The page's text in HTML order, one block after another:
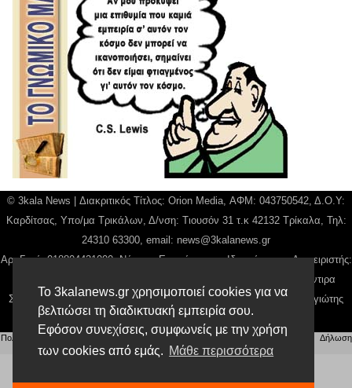
Το 3kalanews.gr χρησιμοποιεί cookies για να
βελτιώσει τη διαδικτυακή εμπειρία σου.
Εφόσον συνεχίσεις, συμφωνείς με την χρήση
των cookies από εμάς. Μάθε περισσότερα
© 3kala News | Διακριτικός Τίτλος: Orion Media, ΑΦΜ: 043750542, Δ.Ο.Υ:
Καρδίτσας, Υπο/μα Τρικάλων, Δ/νση: Τιουσόν 31 τ.κ 42132 Τρίκαλα, Τηλ:
24310 63300, email: news@3kalanews.gr
Αρ. Γεμή: 018804431000, Νόμιμος Εκπρόσωπος, Ιδιοκτήτης και Διαχειριστής:
Παναγιώτης Φιλίππου, Διευθύντρια: Γιαννουσά Βασιλική, Διευθύντιρα
Σύνταξης: Μπαλαμπάνη Βασιλική. Δικαιούχος domain name Παναγιώτης
Φιλίππου
Πολιτική απορρήτου Αίτηση Διαχείρισης Προσωπικών Δεδομένων |Όροι χρήσης
Δήλωση
Συμμόρφωσης